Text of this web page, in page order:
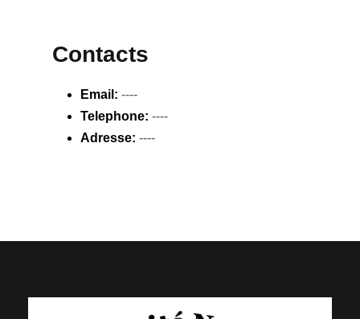
Contacts
Email: ----
Telephone: ----
Adresse: ----